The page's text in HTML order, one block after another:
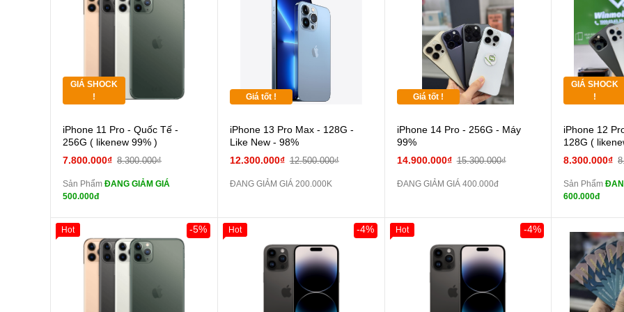
Pin dự phòng và
các Phụ Kiện Khác
Pin dự phòng và
các Phụ Kiện Khác
Pin dự phòng và
các Phụ Kiện Khác
các Phụ Kiện
GIÁ SHOCK
!
Thân Thiết
Cường lực 10D full
màn
tai nghe iPhone 6S
Pin dự phòng và
các Phụ Kiện Khác
iPhone 11 Pro - Quốc Tế -
256G ( likenew 99% )
7.800.000₫ 8.300.000₫
Sản Phẩm ĐANG GIẢM GIÁ
500.000đ
Giá tốt !
iPhone 13 Pro Max - 128G -
Like New - 98%
12.300.000₫ 12.500.000₫
ĐANG GIẢM GIÁ 200.000K
Giá tốt !
iPhone 14 Pro - 256G - Máy
99%
14.900.000₫ 15.300.000₫
ĐANG GIẢM GIÁ 400.000đ
GIÁ SHOCK
!
Thân Thiết
Tặng
màn
các Phụ Kiện
iPhone 12
128G (
8.300.000₫
Sản Phẩm
600.000đ
Giảm 100.000đ
Khách Hàng
Thân Thiết
-5%
Hot -4%
Hot -4%
Hot